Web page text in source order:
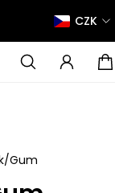
CZK
Gum